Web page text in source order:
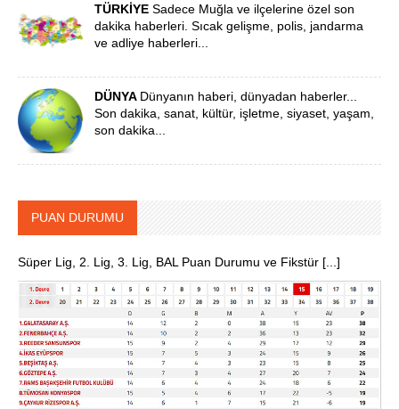
TÜRKİYESadece Muğla ve ilçelerine özel son
dakika haberleri. Sıcak gelişme, polis, jandarma
ve adliye haberleri...
DÜNYA Dünyanın haberi, dünyadan haberler...
Son dakika, sanat, kültür, işletme, siyaset, yaşam,
son dakika...
PUAN DURUMU
Süper Lig, 2. Lig, 3. Lig, BAL Puan Durumu ve Fikstür [...]